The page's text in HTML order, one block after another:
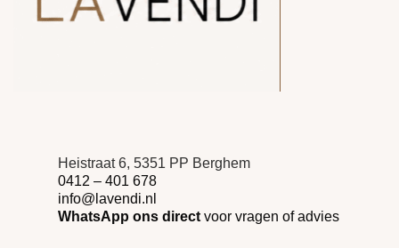
Heistraat 6, 5351 PP Berghem
0412 – 401 678
info@lavendi.nl
WhatsApp ons direct voor vragen of advies